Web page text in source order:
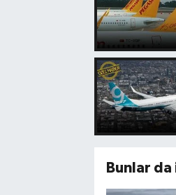
Bunlar